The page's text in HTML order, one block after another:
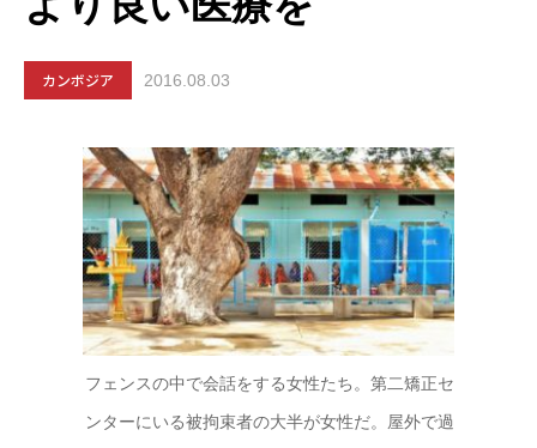
カンボジア 2016.08.03
フェンスの中で会話をする女性たち。第二矯正セ
ンターにいる被拘束者の大半が女性だ。屋外で過